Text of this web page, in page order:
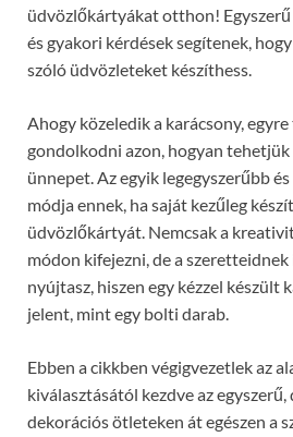
üdvözlőkártyákat otthon!
és gyakori kérdések segítenek,
szóló üdvözleteket készíthess.
Ahogy közeledik a karácsony,
gondolkodni azon, hogyan tehetjük
ünnepet. Az egyik legegyszerűbb
módja ennek, ha saját kezűleg
üdvözlőkártyát. Nemcsak a
módon kifejezni, de a
nyújtasz, hiszen egy kézzel készült
jelent, mint egy bolti darab.
Ebben a cikkben végigvezetlek az
kiválasztásától kezdve az
dekorációs ötleteken át egészen a